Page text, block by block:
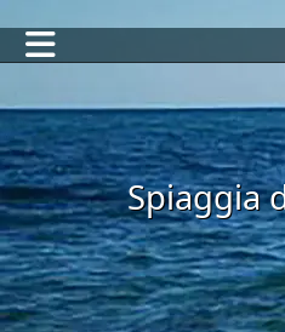
Spiaggia